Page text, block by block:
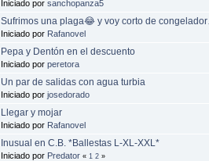
Iniciado porsanchopanza5
Sufrimos una plaga😂 y voy corto de
Iniciado por Rafanovel
Pepa y Dentón en el descuento
Iniciado porperetora
Un par de salidas con agua turbia
Iniciado porjosedorado
Llegar y mojar
Iniciado por Rafanovel
Inusual en C.B. *Ballestas L-XL-XXL*
Iniciado por Predator « 1 2 »